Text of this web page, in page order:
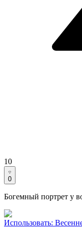
10
0
Богемный портрет у
Использовать: